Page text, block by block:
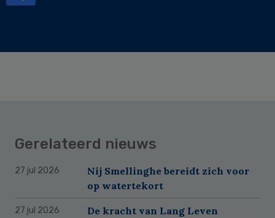
Gerelateerd nieuws
27 jul 2026
Nij Smellinghe bereidt zich voor
op watertekort
27 jul 2026
De kracht van Lang Leven